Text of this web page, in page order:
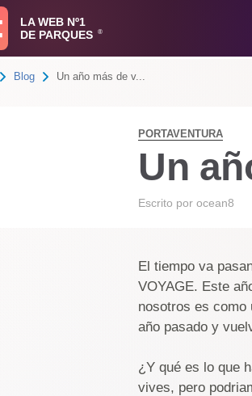
LA WEB Nº1
DE PARQUES
®
Blog Un año más de v...
PORTAVENTURA
Un
Escrito por ocean8
El tiempo va
VOYAGE. Este
nosotros es como
año pasado y
¿Y qué es lo que
vives, pero